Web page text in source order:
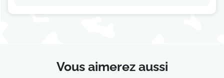
Vous aimerez aussi